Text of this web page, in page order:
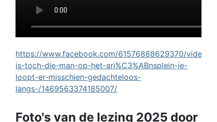
https://www.facebook.com/61576888629370/videos/
is-toch-die-man-op-het-ari%C3%ABnsplein-je-
loopt-er-misschien-gedachteloos-
langs-/1469563374185007/
Foto's van de lezing 2025 door